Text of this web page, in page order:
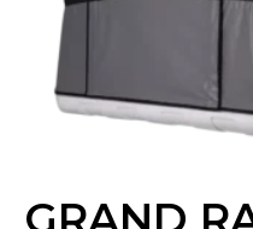
GRAND